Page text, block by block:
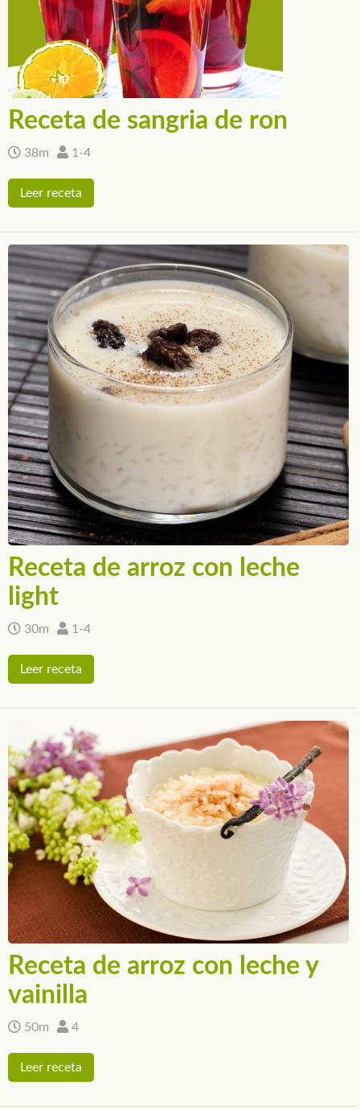
Receta de sangria de ron
38m 1-4
Leer receta
Receta de arroz con leche
light
30m 1-4
Leer receta
Receta de arroz con leche y
vainilla
50m 4
Leer receta